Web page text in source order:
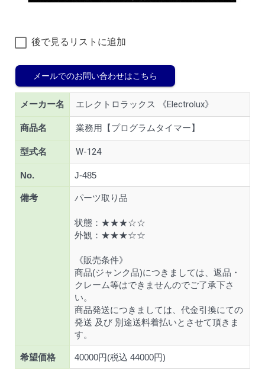
後で見るリストに追加
メールでのお問い合わせはこちら
メーカー名 エレクトロラックス 《Electrolux》
商品名 業務用【プログラムタイマー】
型式名 W-124
No. J-485
備考 パーツ取り品
状態：★★★☆☆
外観：★★★☆☆
《販売条件》
商品(ジャンク品)につきましては、返品・
クレーム等はできませんのでご了承下さ
い。
商品発送につきましては、代金引換にての
発送 及び 別途送料着払いとさせて頂きま
す。
希望価格 40000円(税込 44000円)